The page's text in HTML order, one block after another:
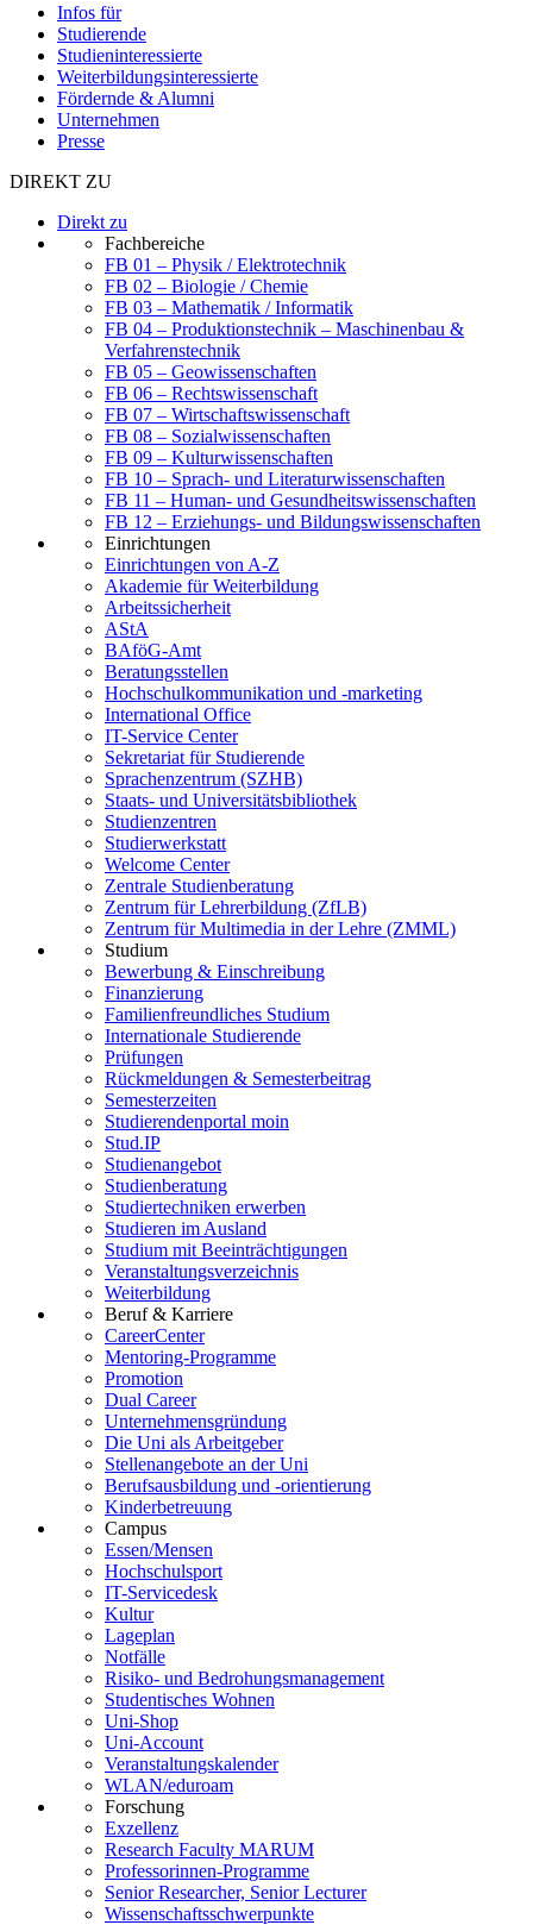
Infos für
Studierende
Studieninteressierte
Weiterbildungsinteressierte
Fördernde & Alumni
Unternehmen
Presse
DIREKT ZU
Direkt zu
Fachbereiche
FB 01 – Physik / Elektrotechnik
FB 02 – Biologie / Chemie
FB 03 – Mathematik / Informatik
FB 04 – Produktionstechnik – Maschinenbau &
Verfahrenstechnik
FB 05 – Geowissenschaften
FB 06 – Rechtswissenschaft
FB 07 – Wirtschaftswissenschaft
FB 08 – Sozialwissenschaften
FB 09 – Kulturwissenschaften
FB 10 – Sprach- und Literaturwissenschaften
FB 11 – Human- und Gesundheitswissenschaften
FB 12 – Erziehungs- und Bildungswissenschaften
Einrichtungen
Einrichtungen von A-Z
Akademie für Weiterbildung
Arbeitssicherheit
AStA
BAföG-Amt
Beratungsstellen
Hochschulkommunikation und -marketing
International Office
IT-Service Center
Sekretariat für Studierende
Sprachenzentrum (SZHB)
Staats- und Universitätsbibliothek
Studienzentren
Studierwerkstatt
Welcome Center
Zentrale Studienberatung
Zentrum für Lehrerbildung (ZfLB)
Zentrum für Multimedia in der Lehre (ZMML)
Studium
Bewerbung & Einschreibung
Finanzierung
Familienfreundliches Studium
Internationale Studierende
Prüfungen
Rückmeldungen & Semesterbeitrag
Semesterzeiten
Studierendenportal moin
Stud.IP
Studienangebot
Studienberatung
Studiertechniken erwerben
Studieren im Ausland
Studium mit Beeinträchtigungen
Veranstaltungsverzeichnis
Weiterbildung
Beruf & Karriere
CareerCenter
Mentoring-Programme
Promotion
Dual Career
Unternehmensgründung
Die Uni als Arbeitgeber
Stellenangebote an der Uni
Berufsausbildung und -orientierung
Kinderbetreuung
Campus
Essen/Mensen
Hochschulsport
IT-Servicedesk
Kultur
Lageplan
Notfälle
Risiko- und Bedrohungsmanagement
Studentisches Wohnen
Uni-Shop
Uni-Account
Veranstaltungskalender
WLAN/eduroam
Forschung
Exzellenz
Research Faculty MARUM
Professorinnen-Programme
Senior Researcher, Senior Lecturer
Wissenschaftsschwerpunkte